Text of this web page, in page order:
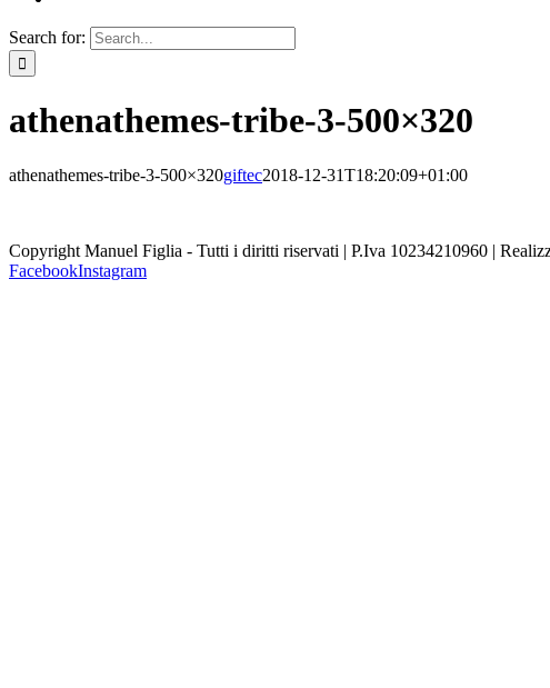
Search for:
athenathemes-tribe-3-500×320
athenathemes-tribe-3-500×320giftec2018-12-31T18:20:09+01:00
Copyright Manuel Figlia - Tutti i diritti riservati | P.Iva 10234210960 |
FacebookInstagram